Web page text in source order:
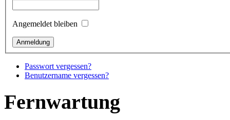
Angemeldet bleiben
Passwort vergessen?
Benutzername vergessen?
Fernwartung